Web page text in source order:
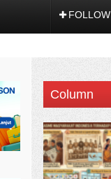
FOLLOW
Column